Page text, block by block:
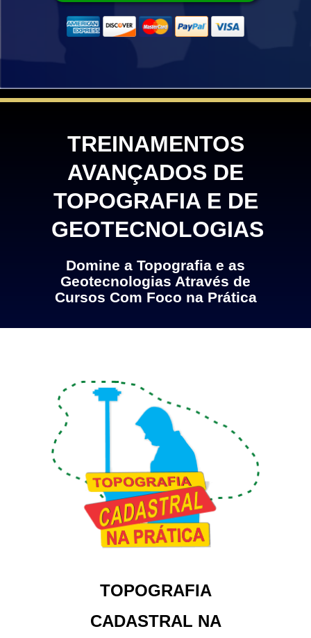
TREINAMENTOS
AVANÇADOS DE
TOPOGRAFIA E DE
GEOTECNOLOGIAS
Domine a Topografia e as
Geotecnologias Através de
Cursos Com Foco na Prática
TOPOGRAFIA
CADASTRAL NA